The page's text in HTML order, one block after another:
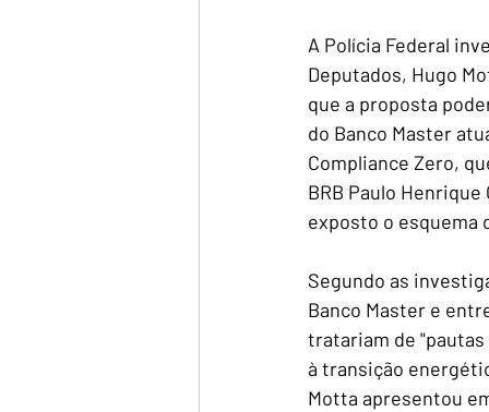
A Polícia Federal
Deputados, Hugo
que a proposta
do Banco Master
Compliance Zero,
BRB Paulo
exposto o esquema
Segundo as
Banco Master e
tratariam de
à transição
Motta apresentou